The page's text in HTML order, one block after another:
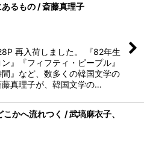
るもの / 斎藤真理子
再入荷しました。 『82年生
』『フィフティ・ピープル』
間』など、数多くの韓国文学の
真理子が、韓国文学の…
かへ流れつく / 武塙麻衣子、